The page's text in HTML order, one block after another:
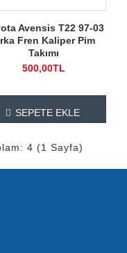
Avensis T22 97-03
Fren Kaliper Pim
Takımı
500,00TL
SEPETE EKLE
4 (1 Sayfa)